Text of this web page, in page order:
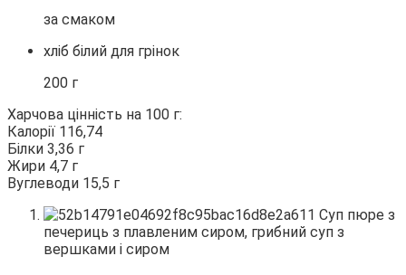
за смаком
хліб білий для грінок
200 г
Харчова цінність на 100 г:
Калорії 116,74
Білки 3,36 г
Жири 4,7 г
Вуглеводи 15,5 г